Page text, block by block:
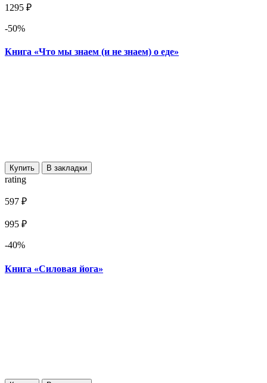
1295 ₽
-50%
Книга «Что мы знаем (и не знаем) о еде»
Купить В закладки
rating
597 ₽
995 ₽
-40%
Книга «Силовая йога»